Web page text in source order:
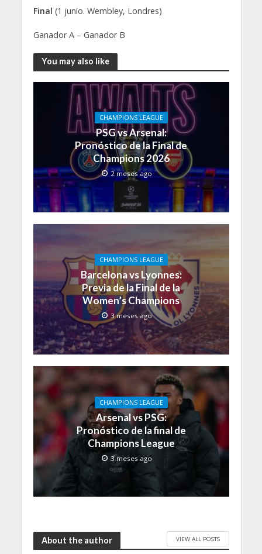
Final (1 junio. Wembley, Londres)
Ganador A – Ganador B
You may also like
CHAMPIONS LEAGUE
PSG vs Arsenal:
Pronóstico de la Final de
Champions 2026
2 meses ago
CHAMPIONS LEAGUE
Barcelona vs Lyonnes:
Previa de la Final de la
Women’s Champions
3 meses ago
CHAMPIONS LEAGUE
Arsenal vs PSG:
Pronóstico de la final de
Champions League
3 meses ago
About the author VIEW ALL POSTS